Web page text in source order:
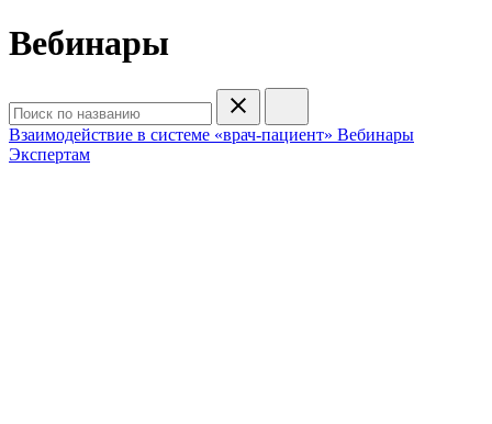
Вебинары
Взаимодействие в системе «врач-пациент» Вебинары
Экспертам